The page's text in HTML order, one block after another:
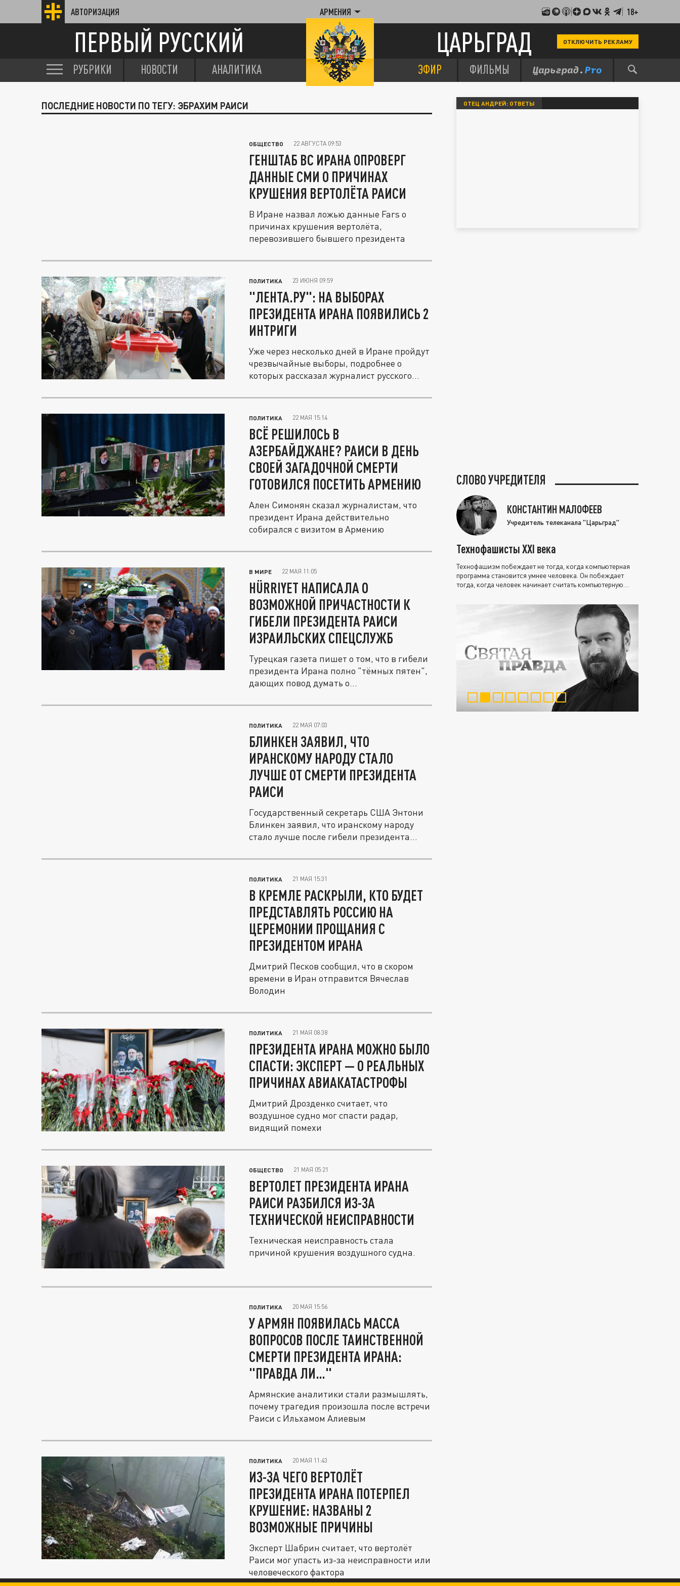
АВТОРИЗАЦИЯ АРМЕНИЯ 18+
ПЕРВЫЙ РУССКИЙ ЦАРЬГРАД ОТКЛЮЧИТЬ РЕКЛАМУ
РУБРИКИ НОВОСТИ АНАЛИТИКА ЭФИР ФИЛЬМЫ
ПОСЛЕДНИЕ НОВОСТИ ПО ТЕГУ: ЭБРАХИМ РАИСИ
ОБЩЕСТВО 22 АВГУСТА 09:53
ГЕНШТАБ ВС ИРАНА ОПРОВЕРГ
ДАННЫЕ СМИ О ПРИЧИНАХ
КРУШЕНИЯ ВЕРТОЛЁТА РАИСИ
В Иране назвал ложью данные Fars о
причинах крушения вертолёта,
перевозившего бывшего президента
ПОЛИТИКА 23 ИЮНЯ 09:59
"ЛЕНТА.РУ": НА ВЫБОРАХ
ПРЕЗИДЕНТА ИРАНА ПОЯВИЛИСЬ 2
ИНТРИГИ
Уже через несколько дней в Иране пройдут
чрезвычайные выборы, подробнее о
которых рассказал журналист русского...
ПОЛИТИКА 22 МАЯ 15:14
ВСЁ РЕШИЛОСЬ В
АЗЕРБАЙДЖАНЕ? РАИСИ В ДЕНЬ
СВОЕЙ ЗАГАДОЧНОЙ СМЕРТИ
ГОТОВИЛСЯ ПОСЕТИТЬ АРМЕНИЮ
Ален Симонян сказал журналистам, что
президент Ирана действительно
собирался с визитом в Армению
В МИРЕ 22 МАЯ 11:05
HÜRRIYET НАПИСАЛА О
ВОЗМОЖНОЙ ПРИЧАСТНОСТИ К
ГИБЕЛИ ПРЕЗИДЕНТА РАИСИ
ИЗРАИЛЬСКИХ СПЕЦСЛУЖБ
Турецкая газета пишет о том, что в гибели
президента Ирана полно "тёмных пятен",
дающих повод думать о...
ПОЛИТИКА 22 МАЯ 07:03
БЛИНКЕН ЗАЯВИЛ, ЧТО
ИРАНСКОМУ НАРОДУ СТАЛО
ЛУЧШЕ ОТ СМЕРТИ ПРЕЗИДЕНТА
РАИСИ
Государственный секретарь США Энтони
Блинкен заявил, что иранскому народу
стало лучше после гибели президента...
ПОЛИТИКА 21 МАЯ 15:31
В КРЕМЛЕ РАСКРЫЛИ, КТО БУДЕТ
ПРЕДСТАВЛЯТЬ РОССИЮ НА
ЦЕРЕМОНИИ ПРОЩАНИЯ С
ПРЕЗИДЕНТОМ ИРАНА
Дмитрий Песков сообщил, что в скором
времени в Иран отправится Вячеслав
Володин
ПОЛИТИКА 21 МАЯ 08:38
ПРЕЗИДЕНТА ИРАНА МОЖНО БЫЛО
СПАСТИ: ЭКСПЕРТ — О РЕАЛЬНЫХ
ПРИЧИНАХ АВИАКАТАСТРОФЫ
Дмитрий Дрозденко считает, что
воздушное судно мог спасти радар,
видящий помехи
ОБЩЕСТВО 21 МАЯ 05:21
ВЕРТОЛЕТ ПРЕЗИДЕНТА ИРАНА
РАИСИ РАЗБИЛСЯ ИЗ-ЗА
ТЕХНИЧЕСКОЙ НЕИСПРАВНОСТИ
Техническая неисправность стала
причиной крушения воздушного судна.
ПОЛИТИКА 20 МАЯ 15:56
У АРМЯН ПОЯВИЛАСЬ МАССА
ВОПРОСОВ ПОСЛЕ ТАИНСТВЕННОЙ
СМЕРТИ ПРЕЗИДЕНТА ИРАНА:
"ПРАВДА ЛИ…"
Армянские аналитики стали размышлять,
почему трагедия произошла после встречи
Раиси с Ильхамом Алиевым
ПОЛИТИКА 20 МАЯ 11:43
ИЗ-ЗА ЧЕГО ВЕРТОЛЁТ
ПРЕЗИДЕНТА ИРАНА ПОТЕРПЕЛ
КРУШЕНИЕ: НАЗВАНЫ 2
ВОЗМОЖНЫЕ ПРИЧИНЫ
Эксперт Шабрин считает, что вертолёт
Раиси мог упасть из-за неисправности или
человеческого фактора
ОТЕЦ АНДРЕЙ: ОТВЕТЫ
СЛОВО УЧРЕДИТЕЛЯ
КОНСТАНТИН МАЛОФЕЕВ
Учредитель телеканала "Царьград"
Технофашисты XXI века
Технофашизм побеждает не тогда, когда компьютерная
программа становится умнее человека. Он побеждает
тогда, когда человек начинает считать компьютерную